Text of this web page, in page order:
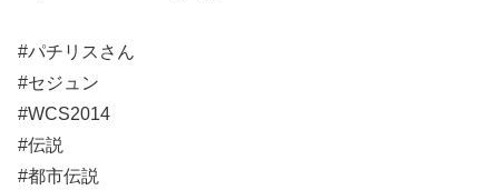
#パチリスさん
#セジュン
#WCS2014
#伝説
#都市伝説